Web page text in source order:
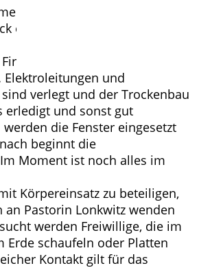
nicht schön aus; es
ein großes Stück des
waren in den letzten zwei
Elektroleitungen und
verlegt und der Trockenbau
erledigt und sonst gut
die Fenster eingesetzt
beginnt die
Moment ist noch alles im
Körpereinsatz zu beteiligen,
an Pastorin Lonkwitz wenden
werden Freiwillige, die im
Erde schaufeln oder Platten
Kontakt gilt für das